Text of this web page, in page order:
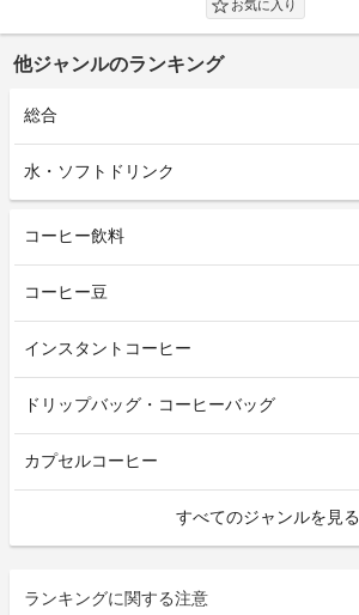
他ジャンルのランキング
総合
水・ソフトドリンク
コーヒー飲料
コーヒー豆
インスタントコーヒー
ドリップバッグ・コーヒーバッグ
カプセルコーヒー
すべてのジャンルを見る
ランキングに関する注意